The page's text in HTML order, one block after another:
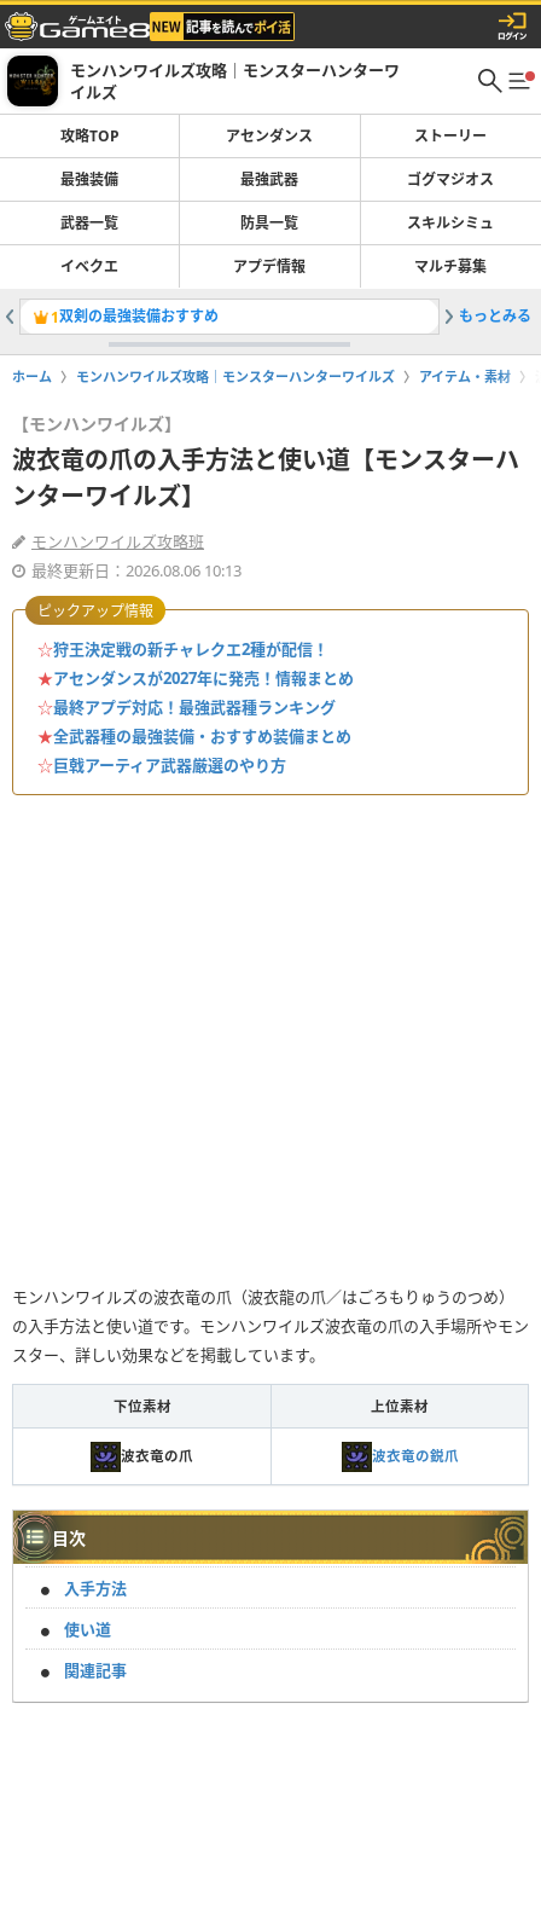
モンハンワイルズ攻略｜モンスターハンターワ
イルズ
攻略TOP アセンダンス ストーリー
最強装備 最強武器 ゴグマジオス
武器一覧 防具一覧 スキルシミュ
イベクエ アプデ情報 マルチ募集
1双剣の最強装備おすすめ 2ライト
もっとみる
ホーム モンハンワイルズ攻略｜モンスターハンターワイルズ アイテム・素材
【モンハンワイルズ】
波衣竜の爪の入手方法と使い道【モンスターハ
ンターワイルズ】
モンハンワイルズ攻略班
最終更新日：2026.08.06 10:13
☆狩王決定戦の新チャレクエ2種が配信！
★アセンダンスが2027年に発売！情報まとめ
☆最終アプデ対応！最強武器種ランキング
★全武器種の最強装備・おすすめ装備まとめ
☆巨戟アーティア武器厳選のやり方
ピックアップ情報
モンハンワイルズの波衣竜の爪（波衣龍の爪／はごろもりゅうのつめ）
の入手方法と使い道です。モンハンワイルズ波衣竜の爪の入手場所やモン
スター、詳しい効果などを掲載しています。
下位素材 上位素材
波衣竜の爪 波衣竜の鋭爪
目次
入手方法
使い道
関連記事